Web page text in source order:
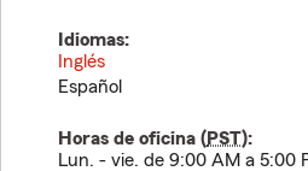
Idiomas:
Inglés
Español
Horas de oficina (PST):
Lun. - vie. de 9:00 AM a 5:00